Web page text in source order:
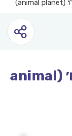
מארז דינוזאורים – 14 יח׳ (animal